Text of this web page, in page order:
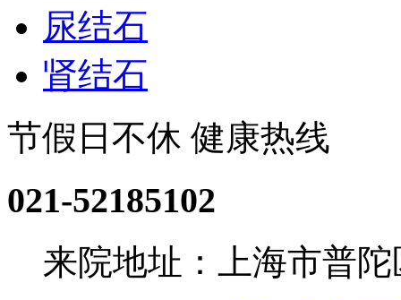
尿结石
肾结石
节假日不休 健康热线
021-52185102
来院地址：上海市普